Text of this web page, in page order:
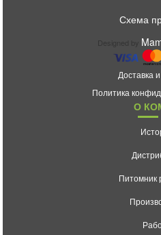
Схема
Designed by
Доставка
Политика
О
Питомник